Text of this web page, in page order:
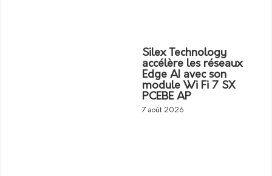
Silex Technology
accélère les réseaux
Edge AI avec son
module Wi Fi 7 SX
PCEBE AP
7 août 2026